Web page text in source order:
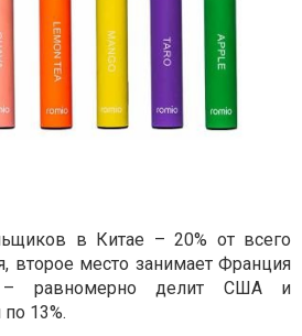
в Китае – 20% от всего
второе место занимает Франция
равномерно делит США и
13%.